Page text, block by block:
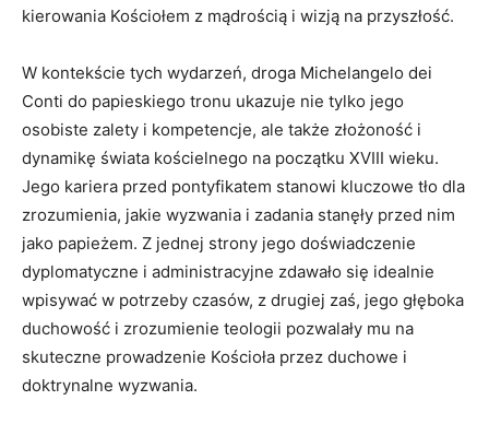
kierowania Kościołem z mądrością i wizją na przyszłość.
W kontekście tych wydarzeń, droga Michelangelo dei
Conti do papieskiego tronu ukazuje nie tylko jego
osobiste zalety i kompetencje, ale także złożoność i
dynamikę świata kościelnego na początku XVIII wieku.
Jego kariera przed pontyfikatem stanowi kluczowe tło dla
zrozumienia, jakie wyzwania i zadania stanęły przed nim
jako papieżem. Z jednej strony jego doświadczenie
dyplomatyczne i administracyjne zdawało się idealnie
wpisywać w potrzeby czasów, z drugiej zaś, jego głęboka
duchowość i zrozumienie teologii pozwalały mu na
skuteczne prowadzenie Kościoła przez duchowe i
doktrynalne wyzwania.